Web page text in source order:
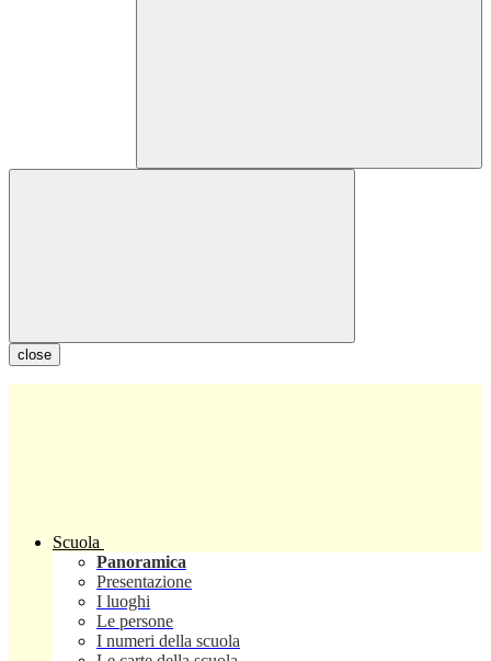
close
Scuola
Panoramica
Presentazione
I luoghi
Le persone
I numeri della scuola